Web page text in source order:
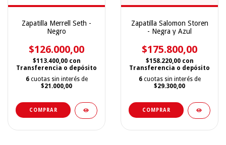
Zapatilla Merrell Seth -
Negro
$126.000,00
$113.400,00 con
Transferencia o depósito
6 cuotas sin interés de
$21.000,00
COMPRAR
Zapatilla Salomon Storen
- Negra y Azul
$175.800,00
$158.220,00 con
Transferencia o depósito
6 cuotas sin interés de
$29.300,00
COMPRAR